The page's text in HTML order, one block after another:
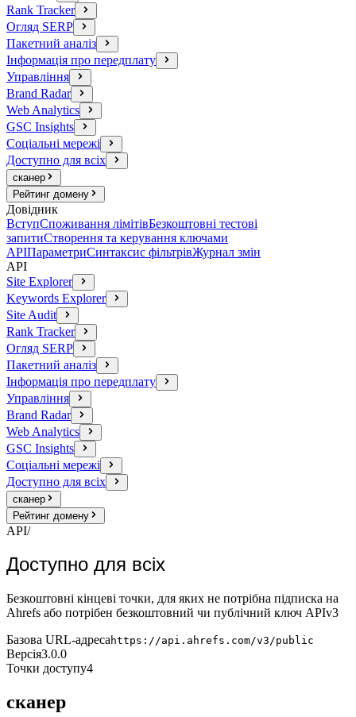
Rank Tracker
Огляд SERP
Пакетний аналіз
Інформація про передплату
Управління
Brand Radar
Web Analytics
GSC Insights
Соціальні мережі
Доступно для всіх
сканер
Рейтинг домену
Довідник
ВступСпоживання лімітівБезкоштовні тестові
запитиСтворення та керування ключами
APIПараметриСинтаксис фільтрівЖурнал змін
API
Site Explorer
Keywords Explorer
Site Audit
Rank Tracker
Огляд SERP
Пакетний аналіз
Інформація про передплату
Управління
Brand Radar
Web Analytics
GSC Insights
Соціальні мережі
Доступно для всіх
сканер
Рейтинг домену
API/
Доступно для всіх
Безкоштовні кінцеві точки, для яких не потрібна підписка на
Ahrefs або потрібен безкоштовний чи публічний ключ APIv3
Базова URL-адреса https://api.ahrefs.com/v3/public
Версія3.0.0
Точки доступу4
сканер